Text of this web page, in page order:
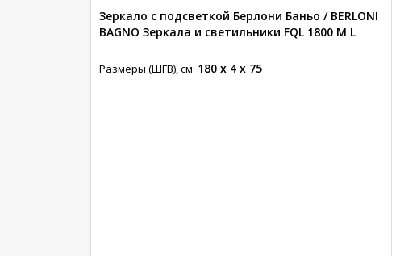
Зеркало с подсветкой Берлони Баньо / BERLONI
BAGNO Зеркала и светильники FQL 1800 M L
Размеры (ШГВ), см: 180 x 4 x 75